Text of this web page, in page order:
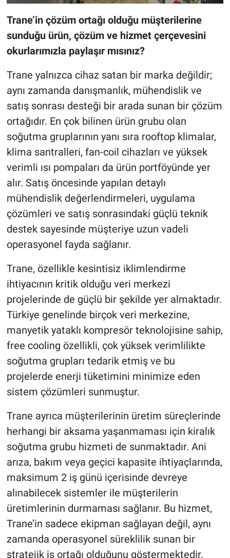
Trane’in çözüm ortağı olduğu müşterilerine
sunduğu ürün, çözüm ve hizmet çerçevesini
okurlarımızla paylaşır mısınız?
Trane yalnızca cihaz satan bir marka değildir;
aynı zamanda danışmanlık, mühendislik ve
satış sonrası desteği bir arada sunan bir çözüm
ortağıdır. En çok bilinen ürün grubu olan
soğutma gruplarının yanı sıra rooftop klimalar,
klima santralleri, fan-coil cihazları ve yüksek
verimli ısı pompaları da ürün portföyünde yer
alır. Satış öncesinde yapılan detaylı
mühendislik değerlendirmeleri, uygulama
çözümleri ve satış sonrasındaki güçlü teknik
destek sayesinde müşteriye uzun vadeli
operasyonel fayda sağlanır.
Trane, özellikle kesintisiz iklimlendirme
ihtiyacının kritik olduğu veri merkezi
projelerinde de güçlü bir şekilde yer almaktadır.
Türkiye genelinde birçok veri merkezine,
manyetik yataklı kompresör teknolojisine sahip,
free cooling özellikli, çok yüksek verimlilikte
soğutma grupları tedarik etmiş ve bu
projelerde enerji tüketimini minimize eden
sistem çözümleri sunmuştur.
Trane ayrıca müşterilerinin üretim süreçlerinde
herhangi bir aksama yaşanmaması için kiralık
soğutma grubu hizmeti de sunmaktadır. Ani
arıza, bakım veya geçici kapasite ihtiyaçlarında,
maksimum 2 iş günü içerisinde devreye
alınabilecek sistemler ile müşterilerin
üretimlerinin durmaması sağlanır. Bu hizmet,
Trane’in sadece ekipman sağlayan değil, aynı
zamanda operasyonel süreklilik sunan bir
stratejik iş ortağı olduğunu göstermektedir.